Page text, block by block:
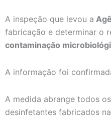
A inspeção que levou a
fabricação e determinar o
contaminação
A informação foi
A medida abrange todos
desinfetantes fabricados